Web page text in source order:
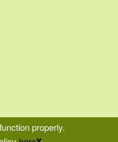
properly.